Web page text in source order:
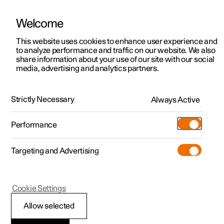
Polestar 2
Polestar 3
Polestar 4
Pre-owned
Shop
Mere
Udforsk Polestar 2
Kampagner
Nye lagerbiler
Prøvetur
Nye lagerbiler
Udforsk Polestar 4
Kampagner
Nye lagerbiler
Pre-owned-programmet
Pre-owned Polestar 2
Kampagner til privatkunder
Tilbud til erhvervskunder
Nye lagerbiler
Byg din bil
Pre-owned
Prøvetur
Extras tilbehør
(Åbner i et nyt vindue)
Experiences
Firmabil
Find os
Servicelokationer
Ejerskab
Opladning
Om Polestar
Bæredygtighed
HåndbogVideogalleriSoftwareopdateringer
Gearkasse
Polestar 2
Symboler og
Welcome
This website uses cookies to enhance user experience and
to analyze performance and traffic on our website. We also
share information about your use of our site with our social
media, advertising and analytics partners.
Strictly Necessary Always Active
Performance
Targeting and Advertising
Allow selected
Cookie Settings